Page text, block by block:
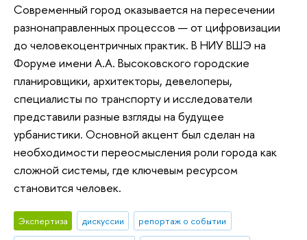
Современный город оказывается на пересечении
разнонаправленных процессов — от цифровизации
до человекоцентричных практик. В НИУ ВШЭ на
Форуме имени А.А. Высоковского городские
планировщики, архитекторы, девелоперы,
специалисты по транспорту и исследователи
представили разные взгляды на будущее
урбанистики. Основной акцент был сделан на
необходимости переосмысления роли города как
сложной системы, где ключевым ресурсом
становится человек.
Экспертиза дискуссии
репортаж о событии